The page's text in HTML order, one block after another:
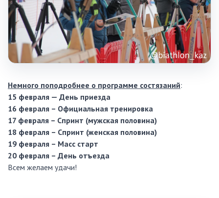
Немного поподробнее о программе состязаний:
15 февраля — День приезда
16 февраля – Официальная тренировка
17 февраля – Спринт (мужская половина)
18 февраля – Спринт (женская половина)
19 февраля – Масс старт
20 февраля – День отъезда
Всем желаем удачи!